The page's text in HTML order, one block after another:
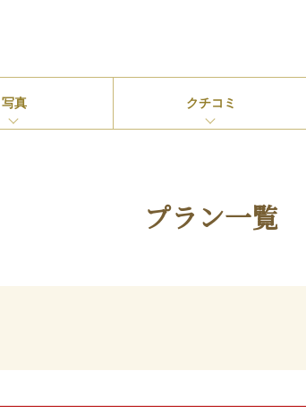
写真 クチコミ
プラン一覧